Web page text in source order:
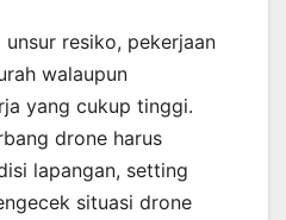
resiko, pekerjaan
walaupun
yang cukup tinggi.
drone harus
lapangan, setting
situasi drone